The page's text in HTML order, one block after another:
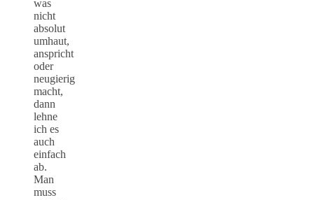
was
nicht
absolut
umhaut,
anspricht
oder
neugierig
macht,
dann
lehne
ich es
auch
einfach
ab.
Man
muss